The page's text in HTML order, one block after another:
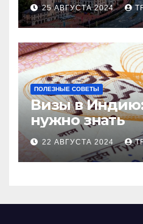
25 АВГУСТА 2024
ПОЛЕЗНЫЕ СОВЕТЫ
Визы в Индию:
нужно знать
22 АВГУСТА 2024